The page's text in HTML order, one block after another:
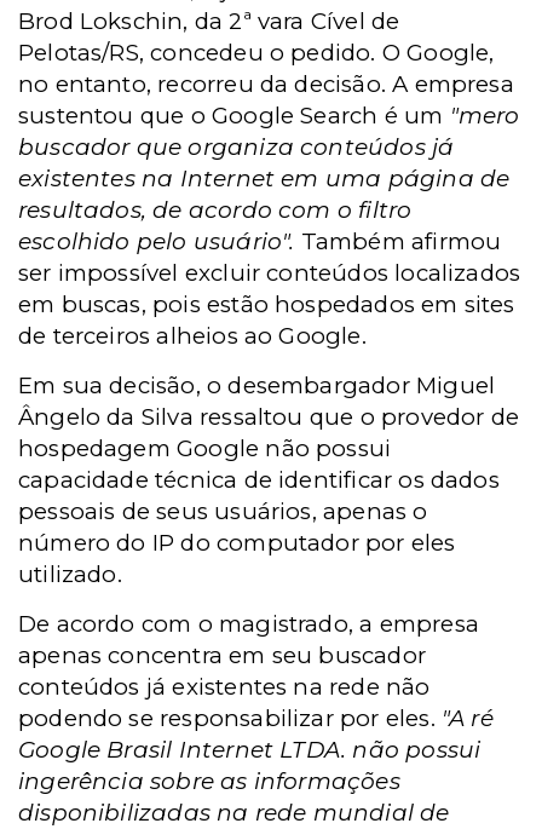
Brod Lokschin, da 2ª vara Cível de
Pelotas/RS, concedeu o pedido. O Google,
no entanto, recorreu da decisão. A empresa
sustentou que o Google Search é um "mero
buscador que organiza conteúdos já
existentes na Internet em uma página de
resultados, de acordo com o filtro
escolhido pelo usuário". Também afirmou
ser impossível excluir conteúdos localizados
em buscas, pois estão hospedados em sites
de terceiros alheios ao Google.
Em sua decisão, o desembargador Miguel
Ângelo da Silva ressaltou que o provedor de
hospedagem Google não possui
capacidade técnica de identificar os dados
pessoais de seus usuários, apenas o
número do IP do computador por eles
utilizado.
De acordo com o magistrado, a empresa
apenas concentra em seu buscador
conteúdos já existentes na rede não
podendo se responsabilizar por eles. "A ré
Google Brasil Internet LTDA. não possui
ingerência sobre as informações
disponibilizadas na rede mundial de